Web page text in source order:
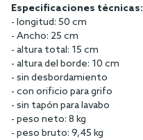
Especificaciones técnicas:
- longitud: 50 cm
- Ancho: 25 cm
- altura total: 15 cm
- altura del borde: 10 cm
- sin desbordamiento
- con orificio para grifo
- sin tapón para lavabo
- peso neto: 8 kg
- peso bruto: 9,45 kg